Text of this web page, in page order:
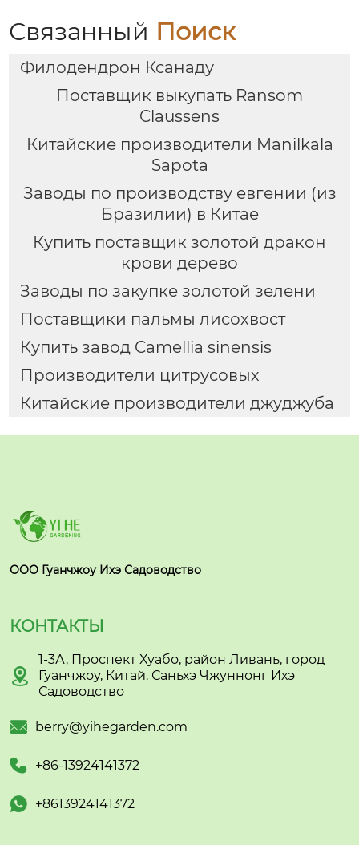
Связанный Поиск
Филодендрон Ксанаду
Поставщик выкупать Ransom
Claussens
Китайские производители Manilkala
Sapota
Заводы по производству евгении (из
Бразилии) в Китае
Купить поставщик золотой дракон
крови дерево
Заводы по закупке золотой зелени
Поставщики пальмы лисохвост
Купить завод Camellia sinensis
Производители цитрусовых
Китайские производители джуджуба
ООО Гуанчжоу Ихэ Садоводство
КОНТАКТЫ

1-3А, Проспект Хуабо, район Ливань, город
Гуанчжоу, Китай. Саньхэ Чжуннонг Ихэ
Садоводство
 berry@yihegarden.com
 +86-13924141372
 +8613924141372